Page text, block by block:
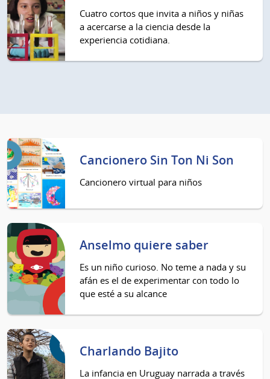
Cuatro cortos que invita a niños y niñas
a acercarse a la ciencia desde la
experiencia cotidiana.
Cancionero Sin Ton Ni Son
Cancionero virtual para niños
Anselmo quiere saber
Es un niño curioso. No teme a nada y su
afán es el de experimentar con todo lo
que esté a su alcance
Charlando Bajito
La infancia en Uruguay narrada a través